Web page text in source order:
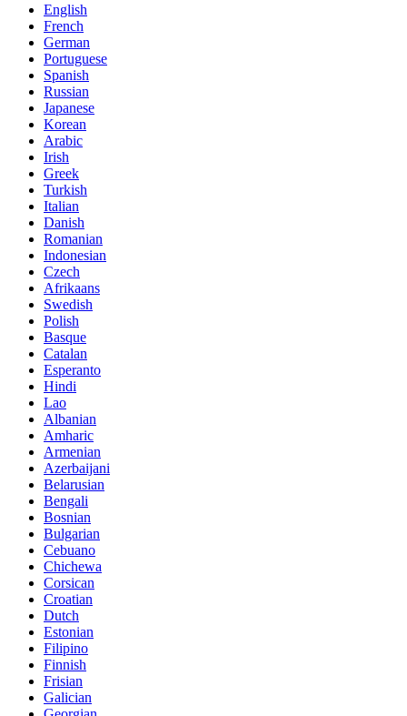
English
French
German
Portuguese
Spanish
Russian
Japanese
Korean
Arabic
Irish
Greek
Turkish
Italian
Danish
Romanian
Indonesian
Czech
Afrikaans
Swedish
Polish
Basque
Catalan
Esperanto
Hindi
Lao
Albanian
Amharic
Armenian
Azerbaijani
Belarusian
Bengali
Bosnian
Bulgarian
Cebuano
Chichewa
Corsican
Croatian
Dutch
Estonian
Filipino
Finnish
Frisian
Galician